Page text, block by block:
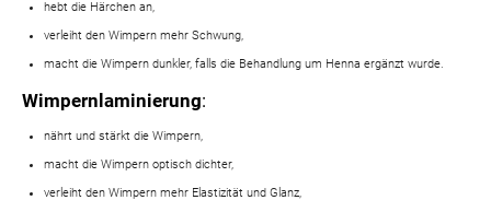
hebt die Härchen an,
verleiht den Wimpern mehr Schwung,
macht die Wimpern dunkler, falls die Behandlung um Henna ergänzt wurde.
Wimpernlaminierung:
nährt und stärkt die Wimpern,
macht die Wimpern optisch dichter,
verleiht den Wimpern mehr Elastizität und Glanz,